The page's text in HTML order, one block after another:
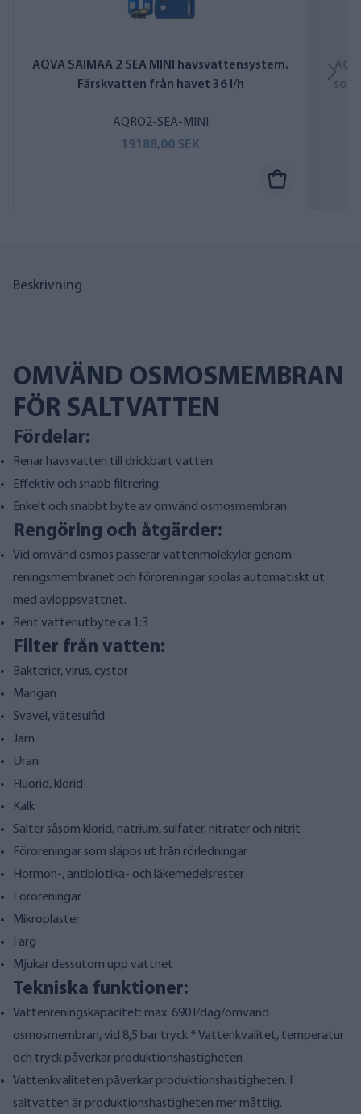
AQVA SAIMAA 2 SEA MINI havsvattensystem.
Färskvatten från havet 36 l/h
AQRO2-SEA-MINI
19188,00 SEK
Beskrivning
OMVÄND OSMOSMEMBRAN
FÖR SALTVATTEN
Fördelar:
Renar havsvatten till drickbart vatten
Effektiv och snabb filtrering.
Enkelt och snabbt byte av omvänd osmosmembran
Rengöring och åtgärder:
Vid omvänd osmos passerar vattenmolekyler genom
reningsmembranet och föroreningar spolas automatiskt ut
med avloppsvattnet.
Rent vattenutbyte ca 1:3
Filter från vatten:
Bakterier, virus, cystor
Mangan
Svavel, vätesulfid
Järn
Uran
Fluorid, klorid
Kalk
Salter såsom klorid, natrium, sulfater, nitrater och nitrit
Föroreningar som släpps ut från rörledningar
Hormon-, antibiotika- och läkemedelsrester
Föroreningar
Mikroplaster
Färg
Mjukar dessutom upp vattnet
Tekniska funktioner:
Vattenreningskapacitet: max. 690 l/dag/omvänd
osmosmembran, vid 8,5 bar tryck.* Vattenkvalitet, temperatur
och tryck påverkar produktionshastigheten
Vattenkvaliteten påverkar produktionshastigheten. I
saltvatten är produktionshastigheten mer måttlig.